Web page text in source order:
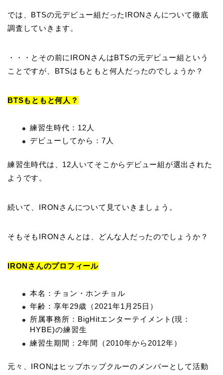
では、BTSの元デビュー組だったIRONさんについて徹底
調査していきます。
・・・とその前にIRONさんはBTSの元デビュー組という
ことですが、BTSはもともと何人だったのでしょうか？
BTSもともと何人？
練習生時代：12人
デビューしてから：7人
練習生時代は、12人いてそこからデビュー組が選出された
ようです。
続いて、IRONさんについて見ていきましょう。
そもそもIRONさんとは、どんな人だったのでしょうか？
IRONさんのプロフィール
本名：チョン・ホンチョル
年齢：享年29歳（2021年1月25日）
所属事務所：BigHitエンターテイメント(現：
HYBE)の練習生
練習生期間：2年間（2010年から2012年）
元々、IRONはヒップホップクルーのメンバーとして活動